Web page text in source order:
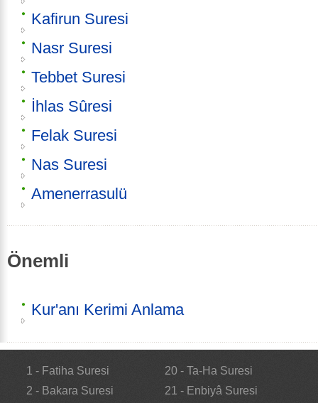
Kafirun Suresi
Nasr Suresi
Tebbet Suresi
İhlas Sûresi
Felak Suresi
Nas Suresi
Amenerrasulü
Önemli
Kur'anı Kerimi Anlama
1 - Fatiha Suresi
2 - Bakara Suresi
20 - Ta-Ha Suresi
21 - Enbiyâ Suresi